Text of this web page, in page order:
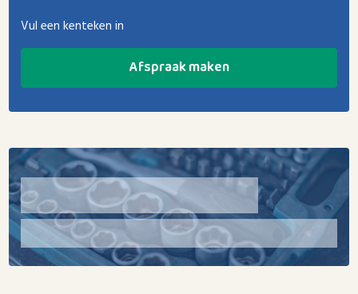
Vul een kenteken in
Afspraak maken